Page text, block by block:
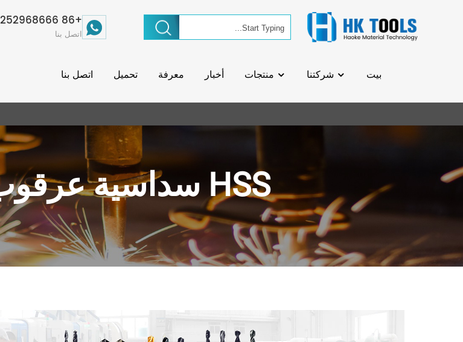
+86 15252968666
اتصل بنا
بيت شركتنا منتجات أخبار معرفة تحميل اتصل بنا
HSS سداسية عرقوب لقم الثقب